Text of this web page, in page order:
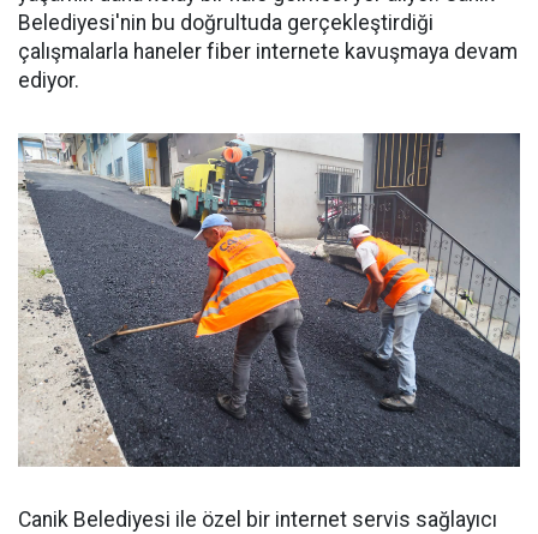
Belediyesi'nin bu doğrultuda gerçekleştirdiği
çalışmalarla haneler fiber internete kavuşmaya devam
ediyor.
Canik Belediyesi ile özel bir internet servis sağlayıcı